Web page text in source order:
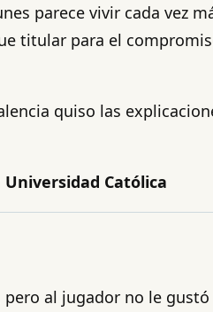
parece vivir cada vez
titular para el
quiso las
Católica
al jugador no le